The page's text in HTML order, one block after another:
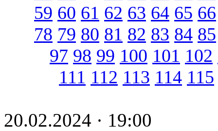
59 60 61 62 63 64 65 66
78 79 80 81 82 83 84 85
97 98 99 100 101 102
111 112 113 114 115
20.02.2024 · 19:00